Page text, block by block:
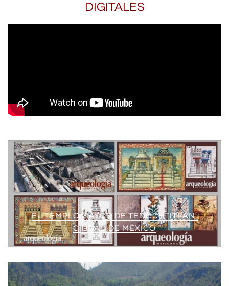
DIGITALES
EL TEMPLO MAYOR DE TENOCHTITLAN,
CIUDAD DE MÉXICO